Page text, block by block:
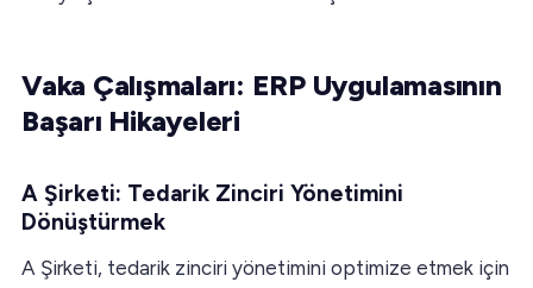
Vaka Çalışmaları: ERP Uygulamasının
Başarı Hikayeleri
A Şirketi: Tedarik Zinciri Yönetimini
Dönüştürmek
A Şirketi, tedarik zinciri yönetimini optimize etmek için